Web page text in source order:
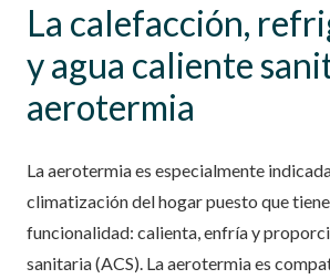
La calefacción,
y agua caliente
aerotermia
La aerotermia es especialmente
climatización del hogar puesto que
funcionalidad: calienta, enfría y
sanitaria (ACS). La aerotermia es